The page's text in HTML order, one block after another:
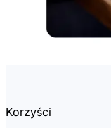
Korzyści